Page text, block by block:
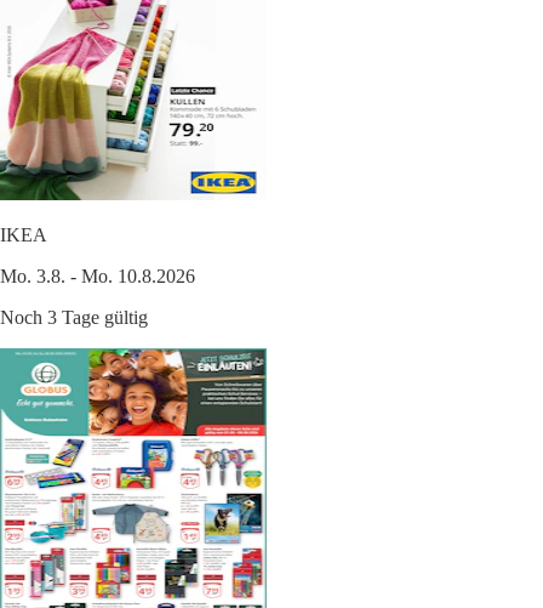
IKEA
Mo. 3.8. - Mo. 10.8.2026
Noch 3 Tage gültig